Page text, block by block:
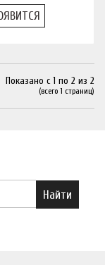
Показано с 1 по 2 из 2
(всего 1 страниц)
Найти